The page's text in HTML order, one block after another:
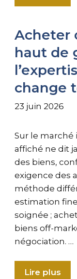
Acheter
haut de
change
23 juin 2026
Sur le
affiché ne dit
des biens,
exigence des
méthode
estimation
soignée ;
biens off-
négociation. …
Lire plus